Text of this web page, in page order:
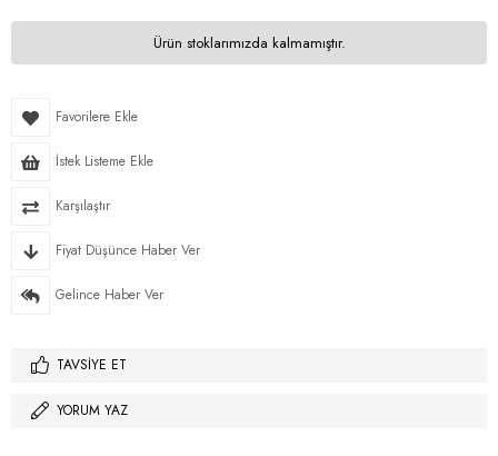
Ürün stoklarımızda kalmamıştır.
Favorilere Ekle
İstek Listeme Ekle
Karşılaştır
Fiyat Düşünce Haber Ver
Gelince Haber Ver
TAVSIYE ET
YORUM YAZ